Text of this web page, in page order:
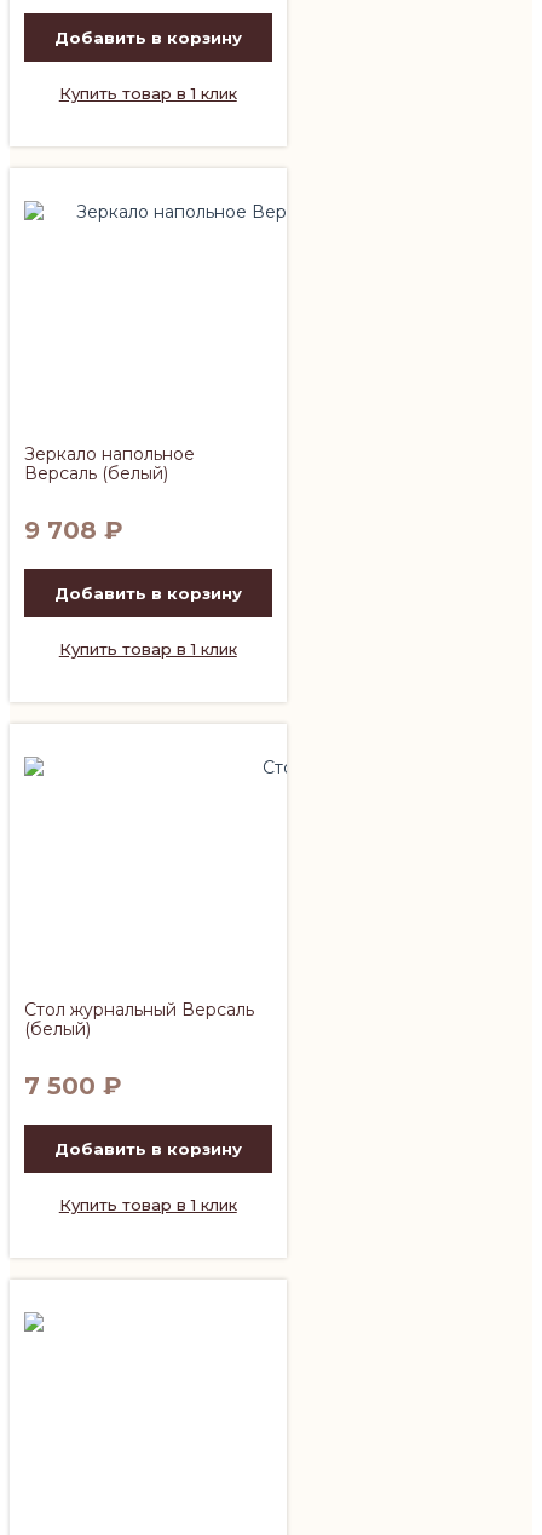
Добавить в корзину
Купить товар в 1 клик
Зеркало напольное
Версаль (белый)
9 708 ₽
Добавить в корзину
Купить товар в 1 клик
Стол журнальный Версаль
(белый)
7 500 ₽
Добавить в корзину
Купить товар в 1 клик